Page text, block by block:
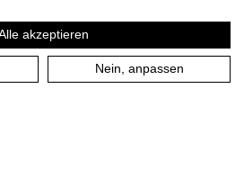
Cookie-Einstellungen
akzeptieren
Nein, anpassen